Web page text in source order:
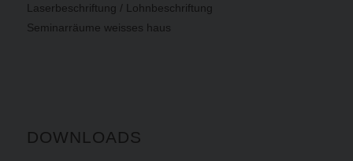
Laserbeschriftung / Lohnbeschriftung
Seminarräume weisses haus
DOWNLOADS